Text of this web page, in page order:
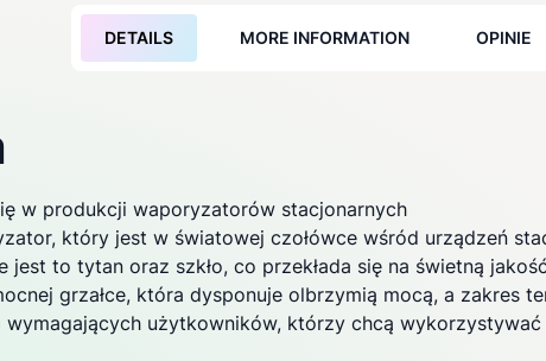
DETAILS MORE INFORMATION OPINIE
w produkcji waporyzatorów stacjonarnych
, który jest w światowej czołówce wśród urządzeń
jest to tytan oraz szkło, co przekłada się na świetną
grzałce, która dysponuje olbrzymią mocą, a zakres
użytkowników, którzy chcą wykorzystywać